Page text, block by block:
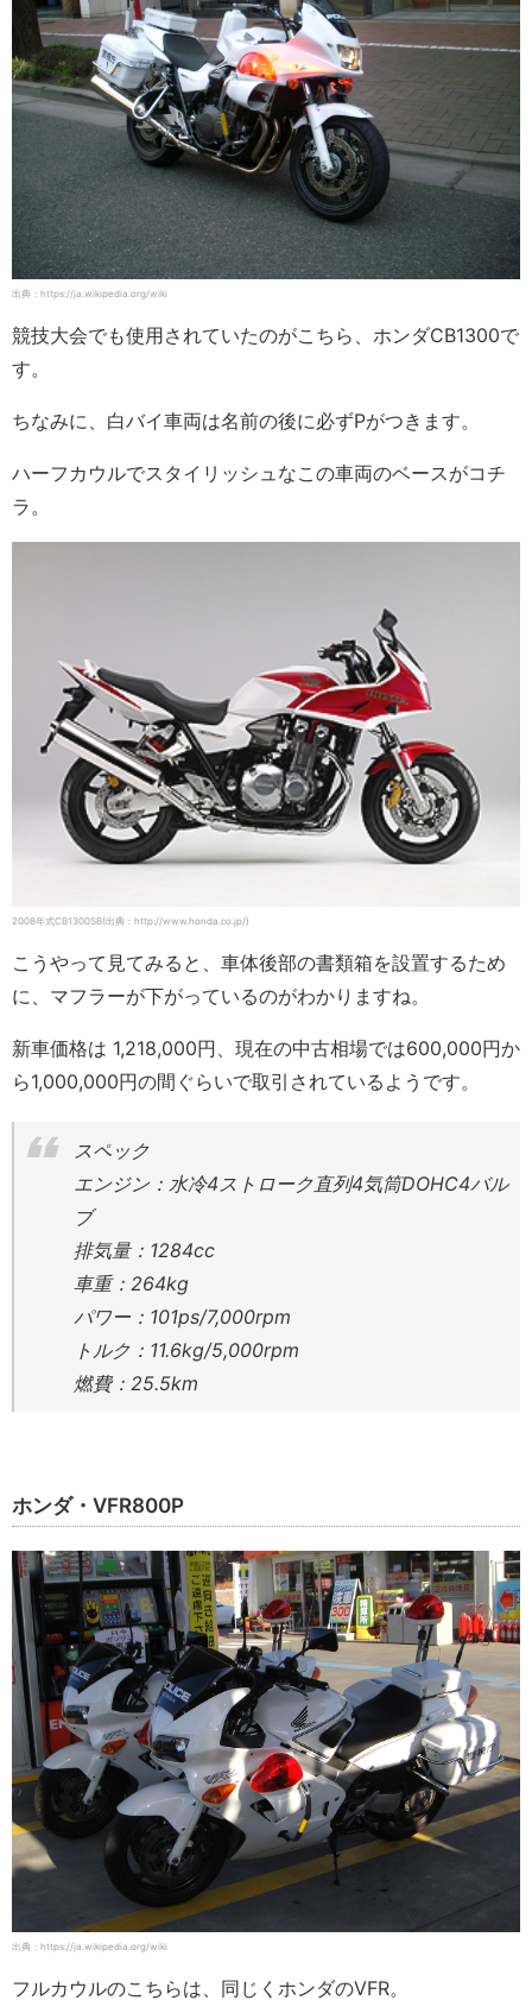
出典：https://ja.wikipedia.org/wiki
競技大会でも使用されていたのがこちら、ホンダCB1300で
す。
ちなみに、白バイ車両は名前の後に必ずPがつきます。
ハーフカウルでスタイリッシュなこの車両のベースがコチ
ラ。
2008年式CB1300SB(出典：http://www.honda.co.jp/)
こうやって見てみると、車体後部の書類箱を設置するため
に、マフラーが下がっているのがわかりますね。
新車価格は 1,218,000円、現在の中古相場では600,000円か
ら1,000,000円の間ぐらいで取引されているようです。
スペック
エンジン：水冷4ストローク直列4気筒DOHC4バル
ブ
排気量：1284cc
車重：264kg
パワー：101ps/7,000rpm
トルク：11.6kg/5,000rpm
燃費：25.5km
ホンダ・VFR800P
出典：https://ja.wikipedia.org/wiki
フルカウルのこちらは、同じくホンダのVFR。